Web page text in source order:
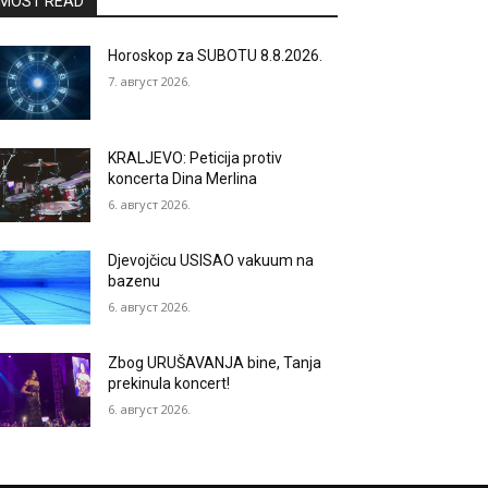
Horoskop za SUBOTU 8.8.2026.
7. август 2026.
KRALJEVO: Peticija protiv
koncerta Dina Merlina
6. август 2026.
Djevojčicu USISAO vakuum na
bazenu
6. август 2026.
Zbog URUŠAVANJA bine, Tanja
prekinula koncert!
6. август 2026.